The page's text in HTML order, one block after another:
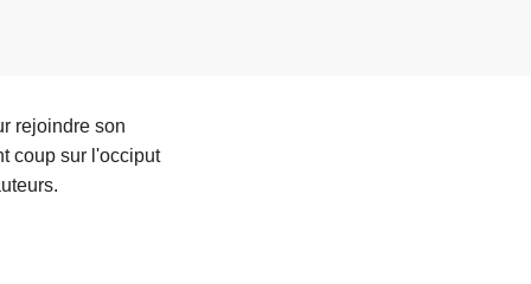
rejoindre son
coup sur l'occiput